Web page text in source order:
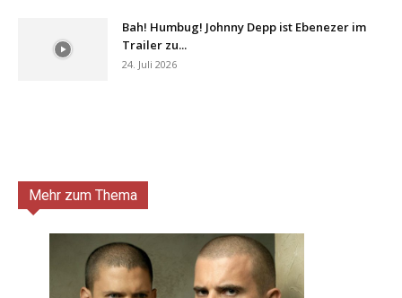
Bah! Humbug! Johnny Depp ist Ebenezer im
Trailer zu...
24. Juli 2026
Mehr zum Thema